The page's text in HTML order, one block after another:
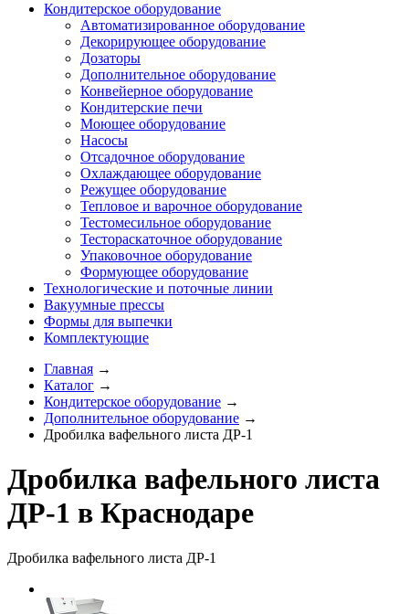
Кондитерское оборудование
Автоматизированное оборудование
Декорирующее оборудование
Дозаторы
Дополнительное оборудование
Конвейерное оборудование
Кондитерские печи
Моющее оборудование
Насосы
Отсадочное оборудование
Охлаждающее оборудование
Режущее оборудование
Тепловое и варочное оборудование
Тестомесильное оборудование
Тестораскаточное оборудование
Упаковочное оборудование
Формующее оборудование
Технологические и поточные линии
Вакуумные прессы
Формы для выпечки
Комплектующие
Главная →
Каталог →
Кондитерское оборудование →
Дополнительное оборудование →
Дробилка вафельного листа ДР-1
Дробилка вафельного листа
ДР-1 в Краснодаре
Дробилка вафельного листа ДР-1